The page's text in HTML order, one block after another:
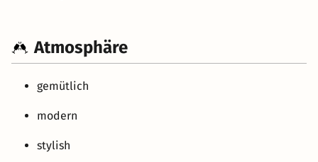
Atmosphäre
gemütlich
modern
stylish